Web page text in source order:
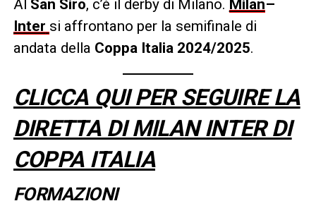
Al San Siro, c’è il derby di Milano. Milan–
Inter si affrontano per la semifinale di
andata della Coppa Italia 2024/2025.
CLICCA QUI PER SEGUIRE LA
DIRETTA DI MILAN INTER DI
COPPA ITALIA
FORMAZIONI